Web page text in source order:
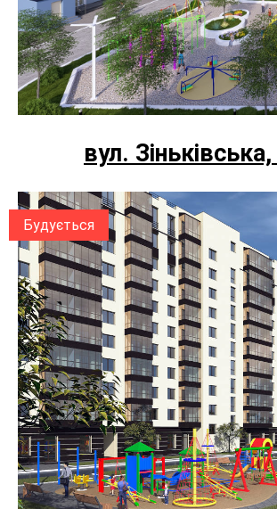
вул.
Будується